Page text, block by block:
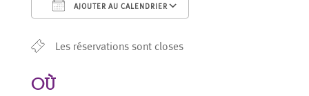
AJOUTER AU CALENDRIER
Les réservations sont closes
OÙ